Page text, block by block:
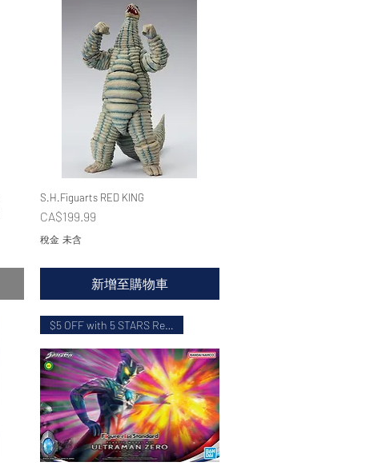
快速瀏覽
S.H.Figuarts RED KING
價格
CA$199.99
稅金 未含
新增至購物車
$5 OFF with 5 STARS Review